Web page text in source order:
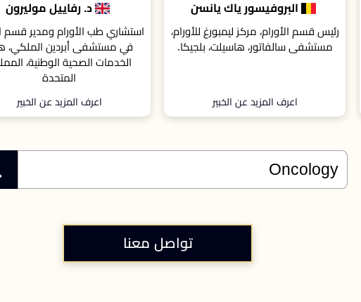
د. رفاييل موليرون
استشاري طب الأورام ومدير قسم الأورام
في مستشفى أبردين الملكي، هيئة
اعرف المزيد عن الخبير
بروفيسور إيوانا
أستاذ في جامعة ستراثكلايد،
طب الأورام في مركز بيتسون
اسكتلندا للسرطان، جلاسكو،
المتحدة
اعرف المزيد عن الخبير
تواصل معنا